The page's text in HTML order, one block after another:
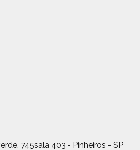
745sala 403 - Pinheiros - SP